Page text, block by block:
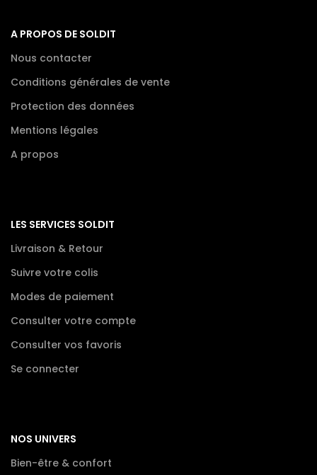
A PROPOS DE SOLDIT
Nous contacter
Conditions générales de vente
Protection des données
Mentions légales
A propos
LES SERVICES SOLDIT
Livraison & Retour
Suivre votre colis
Modes de paiement
Consulter votre compte
Consulter vos favoris
Se connecter
NOS UNIVERS
Bien-être & confort